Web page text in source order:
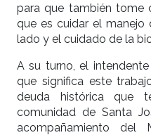
para que también tome
que es cuidar el manejo
lado y el cuidado de la
A su turno, el
que significa este
deuda histórica que
comunidad de Santa
acompañamiento del